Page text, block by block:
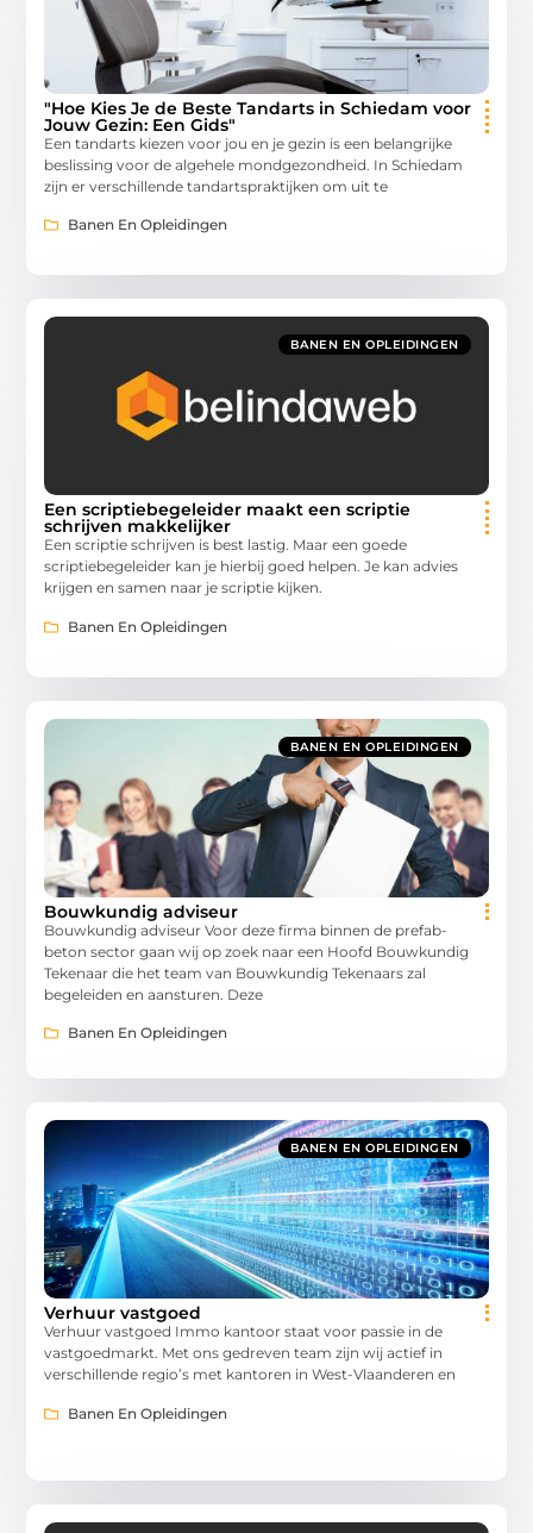
"Hoe Kies Je de Beste Tandarts in Schiedam voor
Jouw Gezin: Een Gids"
Een tandarts kiezen voor jou en je gezin is een belangrijke
beslissing voor de algehele mondgezondheid. In Schiedam
zijn er verschillende tandartspraktijken om uit te
Banen En Opleidingen
BANEN EN OPLEIDINGEN
Een scriptiebegeleider maakt een scriptie
schrijven makkelijker
Een scriptie schrijven is best lastig. Maar een goede
scriptiebegeleider kan je hierbij goed helpen. Je kan advies
krijgen en samen naar je scriptie kijken.
Banen En Opleidingen
BANEN EN OPLEIDINGEN
Bouwkundig adviseur
Bouwkundig adviseur Voor deze firma binnen de prefab-
beton sector gaan wij op zoek naar een Hoofd Bouwkundig
Tekenaar die het team van Bouwkundig Tekenaars zal
begeleiden en aansturen. Deze
Banen En Opleidingen
BANEN EN OPLEIDINGEN
Verhuur vastgoed
Verhuur vastgoed Immo kantoor staat voor passie in de
vastgoedmarkt. Met ons gedreven team zijn wij actief in
verschillende regio’s met kantoren in West-Vlaanderen en
Banen En Opleidingen